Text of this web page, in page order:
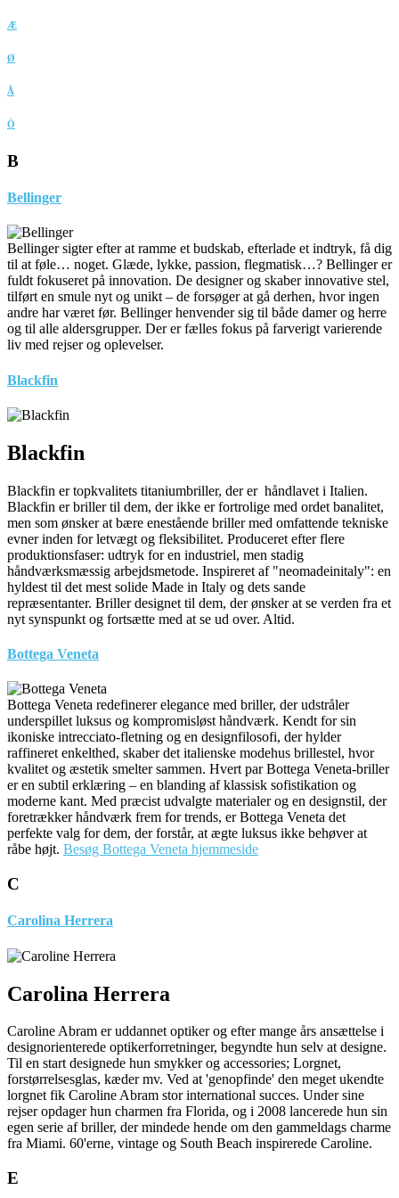
Æ
Ø
Å
Ö
B
Bellinger
Bellinger sigter efter at ramme et budskab, efterlade et indtryk, få dig
til at føle… noget. Glæde, lykke, passion, flegmatisk…? Bellinger er
fuldt fokuseret på innovation. De designer og skaber innovative stel,
tilført en smule nyt og unikt – de forsøger at gå derhen, hvor ingen
andre har været før. Bellinger henvender sig til både damer og herre
og til alle aldersgrupper. Der er fælles fokus på farverigt varierende
liv med rejser og oplevelser.
Blackfin
Blackfin
Blackfin er topkvalitets titaniumbriller, der er håndlavet i Italien.
Blackfin er briller til dem, der ikke er fortrolige med ordet banalitet,
men som ønsker at bære enestående briller med omfattende tekniske
evner inden for letvægt og fleksibilitet. Produceret efter flere
produktionsfaser: udtryk for en industriel, men stadig
håndværksmæssig arbejdsmetode. Inspireret af "neomadeinitaly": en
hyldest til det mest solide Made in Italy og dets sande
repræsentanter. Briller designet til dem, der ønsker at se verden fra et
nyt synspunkt og fortsætte med at se ud over. Altid.
Bottega Veneta
Bottega Veneta redefinerer elegance med briller, der udstråler
underspillet luksus og kompromisløst håndværk. Kendt for sin
ikoniske intrecciato-fletning og en designfilosofi, der hylder
raffineret enkelthed, skaber det italienske modehus brillestel, hvor
kvalitet og æstetik smelter sammen. Hvert par Bottega Veneta-briller
er en subtil erklæring – en blanding af klassisk sofistikation og
moderne kant. Med præcist udvalgte materialer og en designstil, der
foretrækker håndværk frem for trends, er Bottega Veneta det
perfekte valg for dem, der forstår, at ægte luksus ikke behøver at
råbe højt. Besøg Bottega Veneta hjemmeside
C
Carolina Herrera
Carolina Herrera
Caroline Abram er uddannet optiker og efter mange års ansættelse i
designorienterede optikerforretninger, begyndte hun selv at designe.
Til en start designede hun smykker og accessories; Lorgnet,
forstørrelsesglas, kæder mv. Ved at 'genopfinde' den meget ukendte
lorgnet fik Caroline Abram stor international succes. Under sine
rejser opdager hun charmen fra Florida, og i 2008 lancerede hun sin
egen serie af briller, der mindede hende om den gammeldags charme
fra Miami. 60'erne, vintage og South Beach inspirerede Caroline.
E